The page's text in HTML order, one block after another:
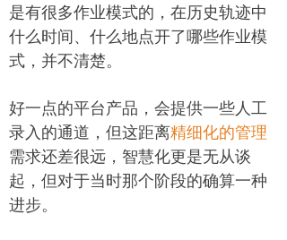
是有很多作业模式的，在历史轨迹中
什么时间、什么地点开了哪些作业模
式，并不清楚。
好一点的平台产品，会提供一些人工
录入的通道，但这距离精细化的管理
需求还差很远，智慧化更是无从谈
起，但对于当时那个阶段的确算一种
进步。